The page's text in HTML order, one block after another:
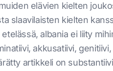
elävien kielten
slaavilaisten kielten
albania ei liity
akkusatiivi,
artikkeli on